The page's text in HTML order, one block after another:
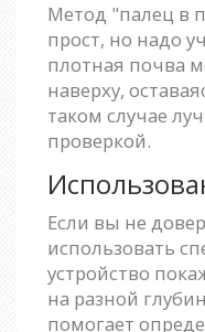
Метод "палец в
прост, но надо
плотная почва
наверху,
таком случае
проверкой.
Если вы не
использовать
устройство
на разной
помогает